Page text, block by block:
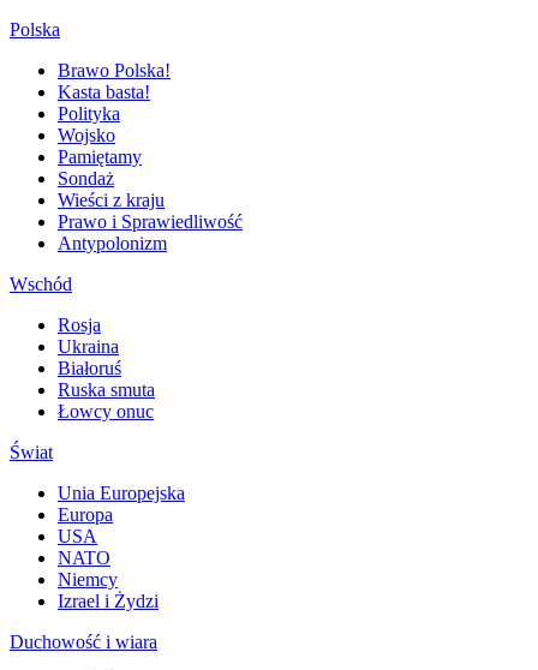
Polska
Brawo Polska!
Kasta basta!
Polityka
Wojsko
Pamiętamy
Sondaż
Wieści z kraju
Prawo i Sprawiedliwość
Antypolonizm
Wschód
Rosja
Ukraina
Białoruś
Ruska smuta
Łowcy onuc
Świat
Unia Europejska
Europa
USA
NATO
Niemcy
Izrael i Żydzi
Duchowość i wiara